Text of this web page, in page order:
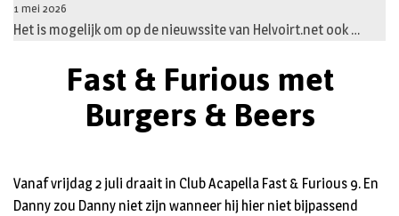
1 mei 2026
Het is mogelijk om op de nieuwssite van Helvoirt.net ook …
Fast & Furious met
Burgers & Beers
Vanaf vrijdag 2 juli draait in Club Acapella Fast & Furious 9. En
Danny zou Danny niet zijn wanneer hij hier niet bijpassend